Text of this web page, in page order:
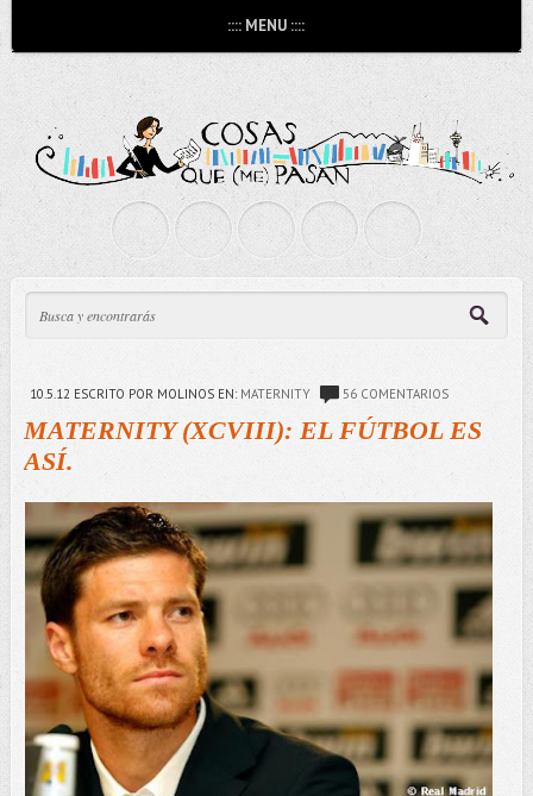
:::: MENU ::::
10.5.12 ESCRITO POR MOLINOS EN: MATERNITY 56 COMENTARIOS
MATERNITY (XCVIII): EL FÚTBOL ES
ASÍ.